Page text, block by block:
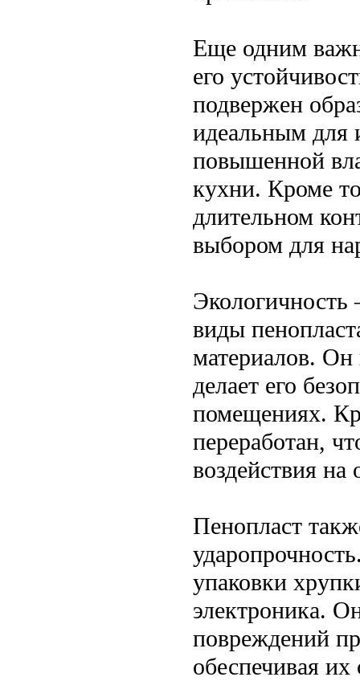
Еще одним
его
подвержен
идеальным для
повышенной
кухни. Кроме
длительном
выбором для
виды
материалов. Он
делает его
помещениях.
переработан,
воздействия
Пенопласт
упаковки
электроника.
повреждений
обеспечивая их